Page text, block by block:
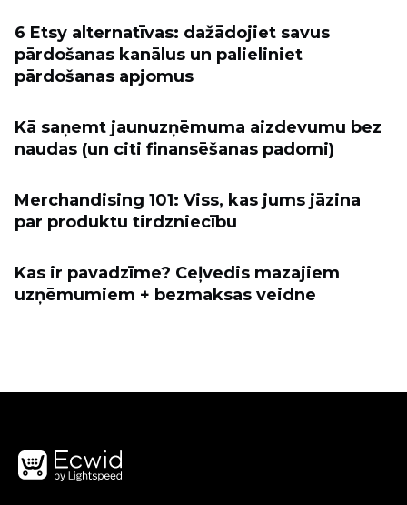
6 Etsy alternatīvas: dažādojiet savus
pārdošanas kanālus un palieliniet
pārdošanas apjomus
Kā saņemt jaunuzņēmuma aizdevumu bez
naudas (un citi finansēšanas padomi)
Merchandising 101: Viss, kas jums jāzina
par produktu tirdzniecību
Kas ir pavadzīme? Ceļvedis mazajiem
uzņēmumiem + bezmaksas veidne